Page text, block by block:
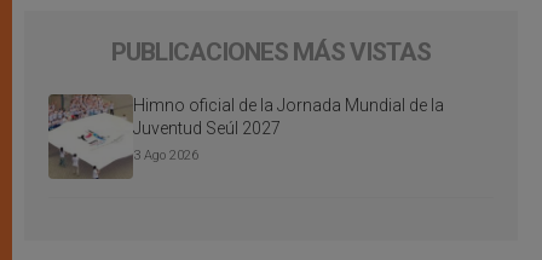
PUBLICACIONES MÁS VISTAS
Himno oficial de la Jornada Mundial de la
Juventud Seúl 2027
3 Ago 2026